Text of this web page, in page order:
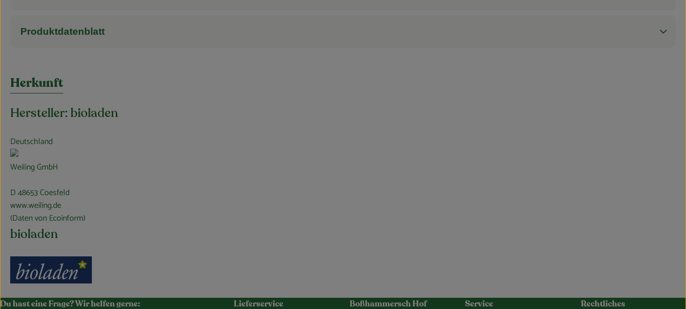
Produktdatenblatt
Herkunft
Hersteller: bioladen
Deutschland
Weiling GmbH
D 48653 Coesfeld
www.weiling.de
(Daten von Ecoinform)
bioladen
Du hast eine Frage? Wir helfen gerne: Lieferservice Boßhammersch Hof Service Rechtliches